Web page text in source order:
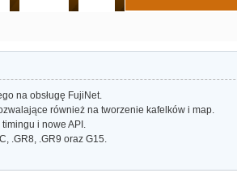
na obsługę FujiNet.
również na tworzenie kafelków i map.
i nowe API.
.GR8, .GR9 oraz G15.